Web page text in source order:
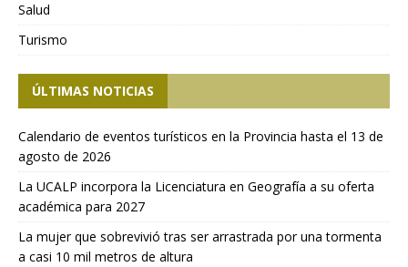
Salud
Turismo
ÚLTIMAS NOTICIAS
Calendario de eventos turísticos en la Provincia hasta el 13 de
agosto de 2026
La UCALP incorpora la Licenciatura en Geografía a su oferta
académica para 2027
La mujer que sobrevivió tras ser arrastrada por una tormenta
a casi 10 mil metros de altura